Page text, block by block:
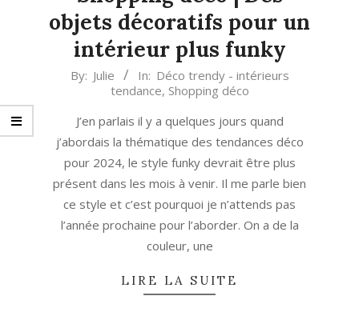
objets décoratifs pour un
intérieur plus funky
2023-
By: Julie In: Déco trendy - intérieurs
tendance, Shopping déco
J’en parlais il y a quelques jours quand
j’abordais la thématique des tendances déco
pour 2024, le style funky devrait être plus
présent dans les mois à venir. Il me parle bien
ce style et c’est pourquoi je n’attends pas
l’année prochaine pour l’aborder. On a de la
couleur, une
LIRE LA SUITE